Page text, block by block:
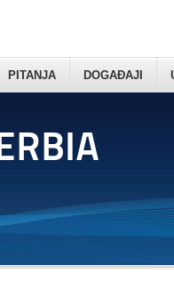
PITANJA DOGAĐAJI